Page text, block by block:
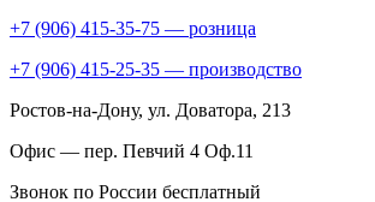
+7 (906) 415-35-75 — розница
+7 (906) 415-25-35 — производство
Ростов-на-Дону, ул. Доватора, 213
Офис — пер. Певчий 4 Оф.11
Звонок по России бесплатный